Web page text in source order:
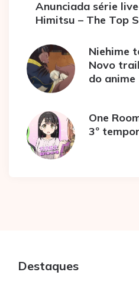
Anunciada série
Himitsu – The Top
Niehime
Novo
do anime
One
3º
Destaques